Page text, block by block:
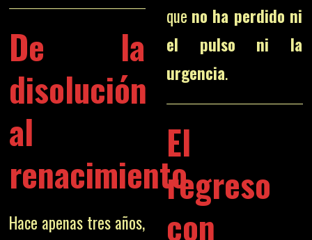
De la
disolución
al
renacimiento
Hace apenas tres años,
que no ha perdido ni
el pulso ni la
urgencia.
El
regreso
con